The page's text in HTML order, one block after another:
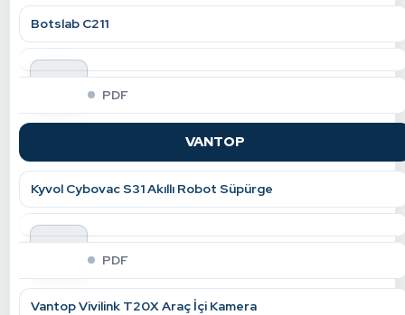
Botslab C211
indir
PDF
VANTOP
Kyvol Cybovac S31 Akıllı Robot Süpürge
indir
PDF
Vantop Vivilink T20X Araç İçi Kamera